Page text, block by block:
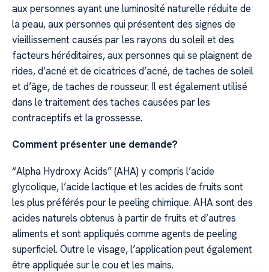
aux personnes ayant une luminosité naturelle réduite de
la peau, aux personnes qui présentent des signes de
vieillissement causés par les rayons du soleil et des
facteurs héréditaires, aux personnes qui se plaignent de
rides, d’acné et de cicatrices d’acné, de taches de soleil
et d’âge, de taches de rousseur. Il est également utilisé
dans le traitement des taches causées par les
contraceptifs et la grossesse.
Comment présenter une demande?
“Alpha Hydroxy Acids” (AHA) y compris l’acide
glycolique, l’acide lactique et les acides de fruits sont
les plus préférés pour le peeling chimique. AHA sont des
acides naturels obtenus à partir de fruits et d’autres
aliments et sont appliqués comme agents de peeling
superficiel. Outre le visage, l’application peut également
être appliquée sur le cou et les mains.